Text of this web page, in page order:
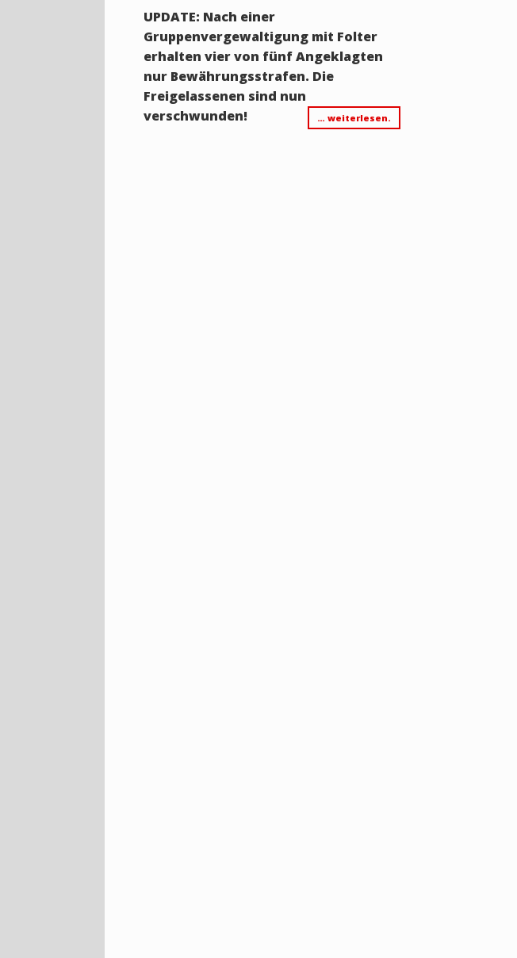
UPDATE: Nach einer
Gruppenvergewaltigung mit Folter
erhalten vier von fünf Angeklagten
nur Bewährungsstrafen. Die
Freigelassenen sind nun
verschwunden!
… weiterlesen.